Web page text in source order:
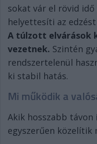
sokat vár el rövid
helyettesíti az
A túlzott elvárások
vezetnek. Szintén
rendszertelenül
ki stabil hatás.
Mi működik a
Akik hosszabb távon
egyszerűen közelítik